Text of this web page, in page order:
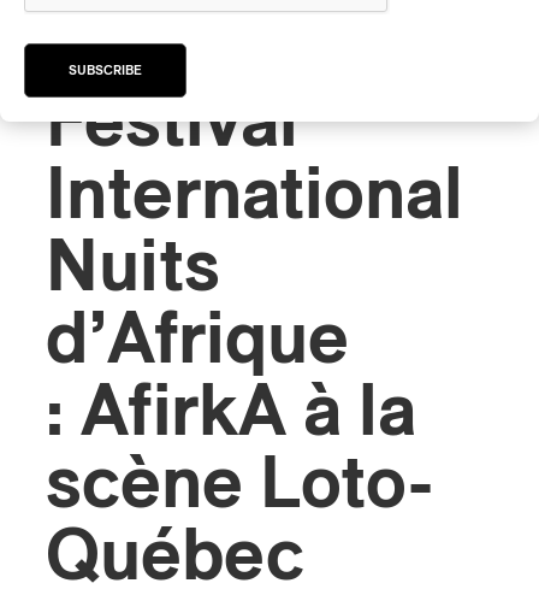
AFRICA/CHAOUI
Festival
International
Nuits
d’Afrique
: AfirkA à la
scène Loto-
Québec
SUBSCRIBE